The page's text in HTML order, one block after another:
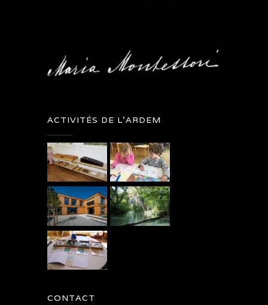
ACTIVITÉS DE L’ARDEM
CONTACT